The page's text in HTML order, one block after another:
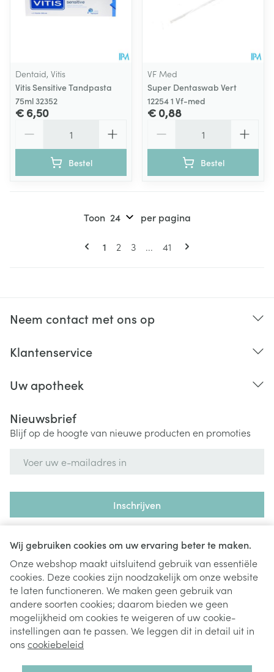
Wij gebruiken cookies om uw ervaring beter te maken.
Onze webshop maakt uitsluitend gebruik van essentiële
cookies. Deze cookies zijn noodzakelijk om onze website
te laten functioneren. We maken geen gebruik van
andere soorten cookies; daarom bieden we geen
mogelijkheid om cookies te weigeren of uw cookie-
instellingen aan te passen. We leggen dit in detail uit in
ons cookiebeleid
Dentaid, Vitis
Vitis Sensitive Tandpasta
75ml 32352
€ 6,50
Bestel
VF Med
Super Dentaswab Vert
12254 1 Vf-med
€ 0,88
Bestel
Pagina's
U lees momenteel pagina
1 Pagina
2 Pagina
3 ... Pagina
41
Toon per pagina
Neem contact met ons op
Klantenservice
Uw apotheek
Nieuwsbrief
Blijf op de hoogte van nieuwe producten en promoties
Inschrijven
nieuwsbrief en gaat u akkoord met onzeprivacy policy.
Juridische links